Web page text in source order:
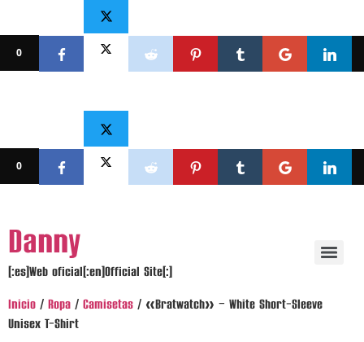
0
0
Danny
[:es]Web oficial[:en]Official Site[:]
Inicio / Ropa / Camisetas / «Bratwatch» – White Short-Sleeve
Unisex T-Shirt